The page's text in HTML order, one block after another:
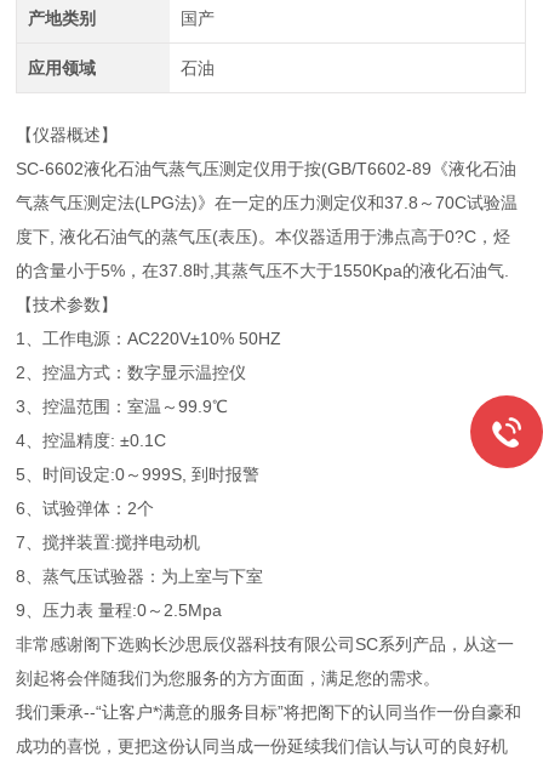
产地类别 国产
应用领域 石油
【仪器概述】
SC-6602液化石油气蒸气压测定仪用于按(GB/T6602-89《液化石油
气蒸气压测定法(LPG法)》在一定的压力测定仪和37.8～70C试验温
度下, 液化石油气的蒸气压(表压)。本仪器适用于沸点高于0?C，烃
的含量小于5%，在37.8时,其蒸气压不大于1550Kpa的液化石油气.
【技术参数】
1、工作电源：AC220V±10% 50HZ
2、控温方式：数字显示温控仪
3、控温范围：室温～99.9℃
4、控温精度: ±0.1C
5、时间设定:0～999S, 到时报警
6、试验弹体：2个
7、搅拌装置:搅拌电动机
8、蒸气压试验器：为上室与下室
9、压力表 量程:0～2.5Mpa
非常感谢阁下选购长沙思辰仪器科技有限公司SC系列产品，从这一
刻起将会伴随我们为您服务的方方面面，满足您的需求。
我们秉承--“让客户*满意的服务目标”将把阁下的认同当作一份自豪和
成功的喜悦，更把这份认同当成一份延续我们信认与认可的良好机